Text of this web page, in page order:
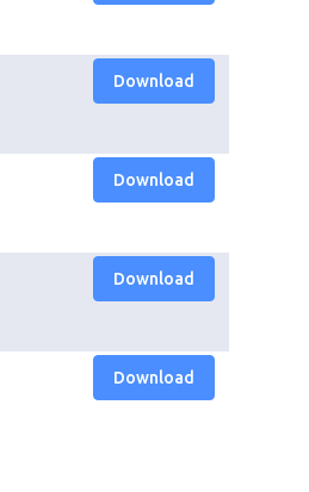
Download
Download
Download
Download